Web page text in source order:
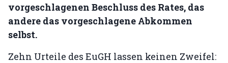
vorgeschlagenen Beschluss des Rates, das
andere das vorgeschlagene Abkommen
selbst.
Zehn Urteile des EuGH lassen keinen Zweifel: